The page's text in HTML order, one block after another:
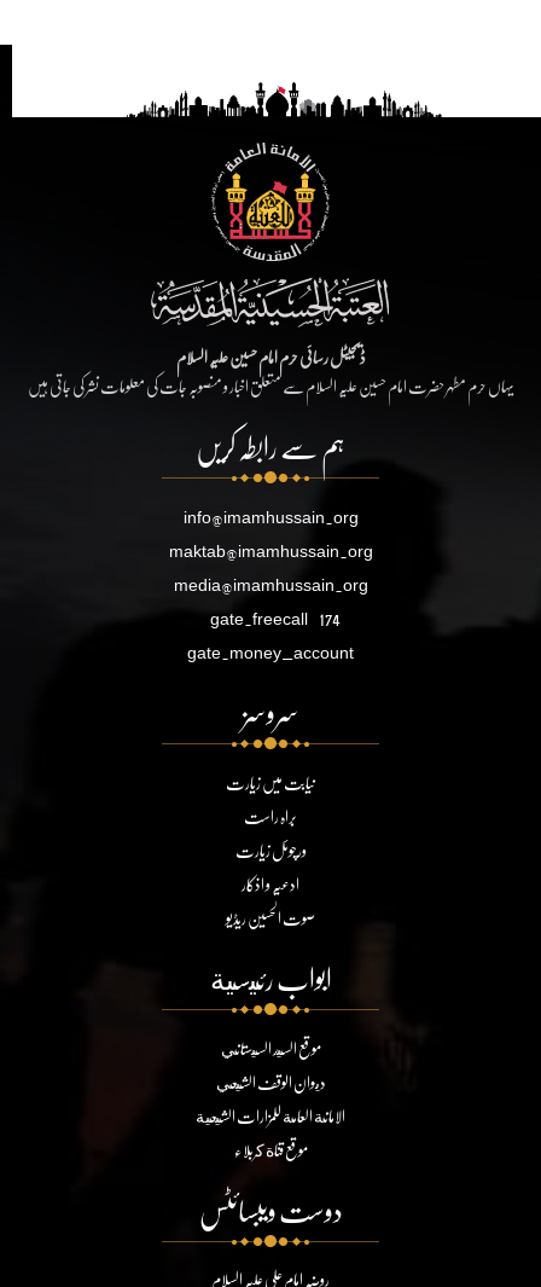
ڈیجیٹل رسائی حرم امام حسین علیہ السلام
یہاں حرم مطہر حضرت امام حسین علیہ السلام سے متعلق اخبار و منصوبہ جات کی معلومات نشر کی جاتی ہیں
ہم سے رابطہ کریں
info@imamhussain.org
maktab@imamhussain.org
media@imamhussain.org
gate.freecall 174
gate.money_account
سروسز
نیابت میں زیارت
براہ راست
ورچوئل زیارت
ادعیہ و اذکار
صوت الحسین ریڈیو
ابواب رئيسية
موقع السيد السيستاني
ديوان الوقف الشيعي
الامانة العامة للمزارات الشيعية
موقع قناة كربلاء
دوست ویبسائٹس